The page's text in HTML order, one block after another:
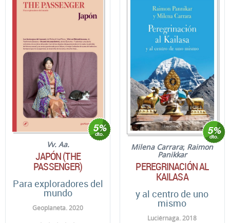
Vv. Aa.
JAPÓN (THE
PASSENGER)
Para exploradores del
mundo
Geoplaneta. 2020
Milena Carrara; Raimon
Panikkar
PEREGRINACIÓN AL
KAILASA
y al centro de uno
mismo
Luciérnaga. 2018